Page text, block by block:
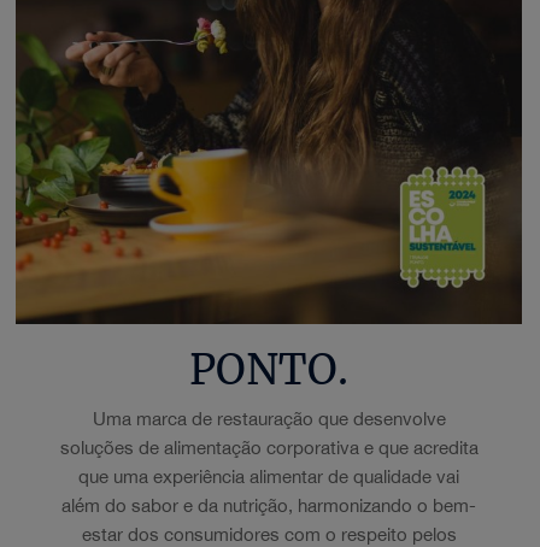
PONTO.
Uma marca de restauração que desenvolve
soluções de alimentação corporativa e que acredita
que uma experiência alimentar de qualidade vai
além do sabor e da nutrição, harmonizando o bem-
estar dos consumidores com o respeito pelos